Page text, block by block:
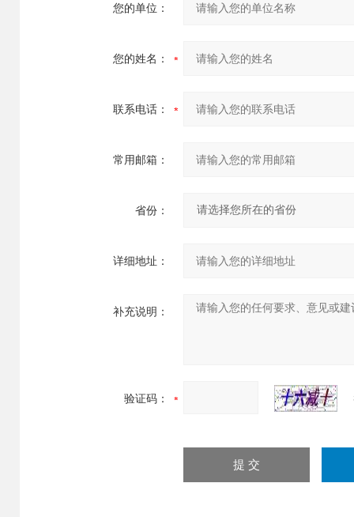
您的单位：
您的姓名：
联系电话：
常用邮箱：
省份：
详细地址：
补充说明：
验证码：